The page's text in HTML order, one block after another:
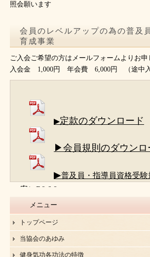
照会願います
会員のレベルアップの為の普及
育成事業
ご入会ご希望の方はメールフォームよりお申
入会金 1,000円 年会費 6,000円 （途中入
▶定款のダウンロード
▶会員規則のダウンロ
▶普及員・指導員資格受験
案）R8.6.8
メニュー
トップページ
当協会のあゆみ
健身気功各功法の特徴